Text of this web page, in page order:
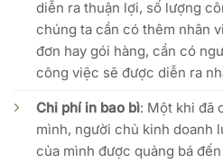
diễn ra thuận lợi, số lượng
chúng ta cần có thêm nhân
đơn hay gói hàng, cần có
công việc sẽ được diễn ra
Chi phí in bao bì: Một khi đã
mình, người chủ kinh doanh
của mình được quảng bá